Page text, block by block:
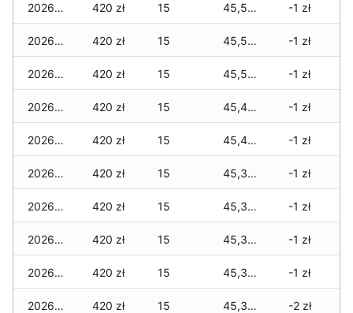
2026-06-15 420 zł 15 45,505 zł -1 zł
2026-06-14 420 zł 15 45,505 zł -1 zł
2026-06-13 420 zł 15 45,505 zł -1 zł
2026-06-12 420 zł 15 45,435 zł -1 zł
2026-06-11 420 zł 15 45,435 zł -1 zł
2026-06-10 420 zł 15 45,385 zł -1 zł
2026-06-09 420 zł 15 45,385 zł -1 zł
2026-06-07 420 zł 15 45,365 zł -1 zł
2026-06-06 420 zł 15 45,310 zł -1 zł
2026-06-05 420 zł 15 45,310 zł -2 zł